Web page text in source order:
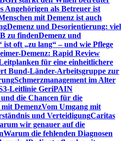
Angehörigen als Betreuer ist
mit Demenz ist auch
Demenz und Desorientierung: viel
zu findenDemenz und
oft „zu lang“ – und wie Pflege
Demenz: Rapid Review
für eine einheitlichere
Bund-Länder-Arbeitsgruppe zur
Schmerzmanagement im Alter
Leitlinie GeriPAIN
die Chancen für die
DemenzVom Umgang mit
und VerteidigungCaritas
wir genauer auf die
Warum die fehlenden Diagnosen